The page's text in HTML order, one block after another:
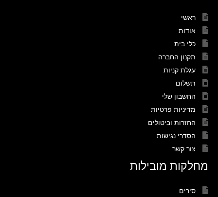
ראשי
אודות
כלי בית
תקנון החברה
עגלת קניות
תשלום
החשבון שלי
מדיניות פרטיות
החזרות וביטולים
הסדרי נגישות
צור קשר
מחלקות מובילות
סירים